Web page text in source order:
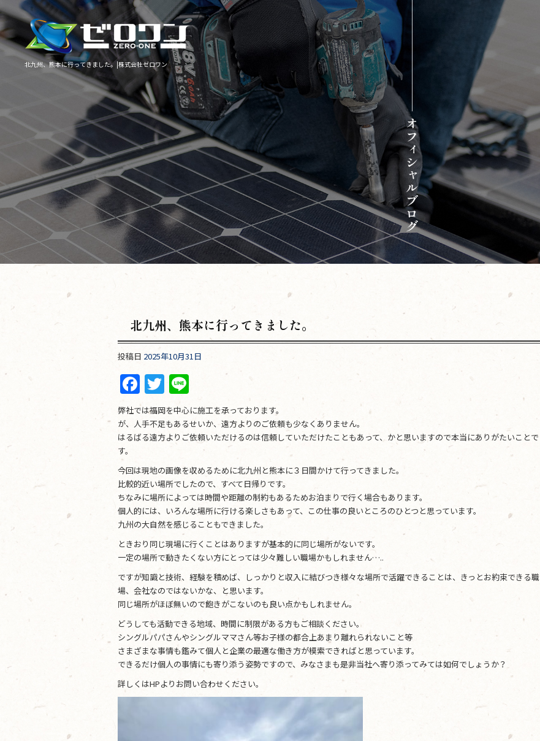
北九州、熊本に行ってきました。|株式会社ゼロワン
北九州、熊本に行ってきました。
投稿日 2025年10月31日
F
a
c
e
b
o
o
k
T
w
itt
er
n
e
弊社では福岡を中心に施工を承っております。
が、人手不足もあるせいか、遠方よりのご依頼も少なくありません。
はるばる遠方よりご依頼いただけるのは信頼していただけたこともあって、かと思いますので本当にありがたいことで
す。
今回は現地の画像を収めるために北九州と熊本に３日間かけて行ってきました。
比較的近い場所でしたので、すべて日帰りです。
ちなみに場所によっては時間や距離の制約もあるためお泊まりで行く場合もあります。
個人的には、いろんな場所に行ける楽しさもあって、この仕事の良いところのひとつと思っています。
九州の大自然を感じることもできました。
ときおり同じ現場に行くことはありますが基本的に同じ場所がないです。
一定の場所で動きたくない方にとっては少々難しい職場かもしれません…..
ですが知識と技術、経験を積めば、しっかりと収入に結びつき様々な場所で活躍できることは、きっとお約束できる職
場、会社なのではないかな、と思います。
同じ場所がほぼ無いので飽きがこないのも良い点かもしれません。
どうしても活動できる地域、時間に制限がある方もご相談ください。
シングルパパさんやシングルママさん等お子様の都合上あまり離れられないこと等
さまざまな事情も鑑みて個人と企業の最適な働き方が模索できればと思っています。
できるだけ個人の事情にも寄り添う姿勢ですので、みなさまも是非当社へ寄り添ってみては如何でしょうか？
詳しくはHPよりお問い合わせください。